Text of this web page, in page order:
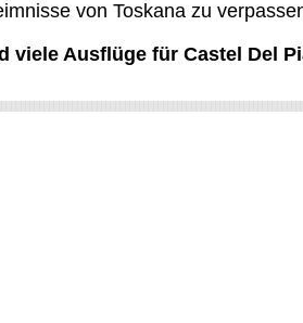
von Toskana zu
viele Ausflüge für Castel Del